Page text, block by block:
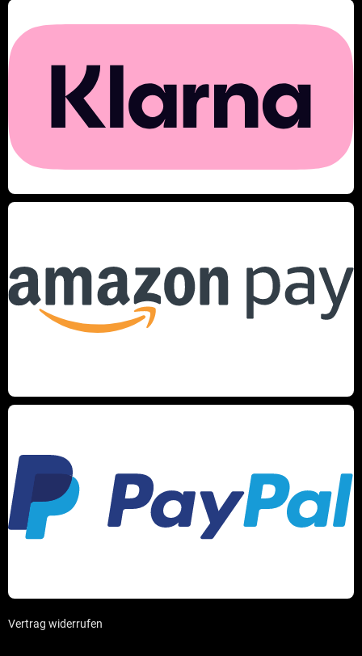
Vertrag widerrufen